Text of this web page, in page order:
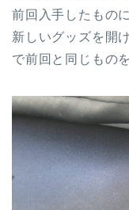
前回入手したもの
新しいグッズを開
で前回と同じもの